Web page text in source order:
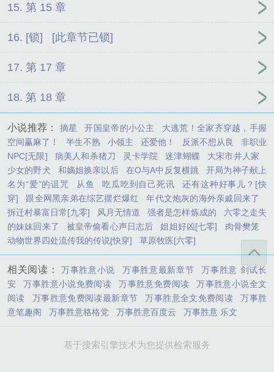
15. 第 15 章
16. [锁] [此章节已锁]
17. 第 17 章
18. 第 18 章
小说推荐： 摘星 开国皇帝的小公主
大逃荒！全家齐穿越，手握
空间赢麻了！
半生不熟 小领主 还爱他！ 反派不想从良
非职业
NPC[无限]
病美人和杀猪刀 灵卡学院 迷津蝴蝶
大宋市井人家
少女的野犬
和嫡姐换亲以后 在O与A中反复横跳
开局为神子献上
名为“爱”的诅咒
从鱼 吃瓜吃到自己死讯
还有这种好事儿？[快
穿]
跟全网黑亲弟在综艺摆烂爆红
年代文炮灰的海外亲戚回来了
拆迁村暴富日常[九零]
风月无情道 强者是怎样炼成的
六零之走失
的妹妹回来了
被皇帝偷看心声日志后 姐姐好凶[七零]
肉骨樊笼
动物世界四处流传我的传说[快穿]
草原牧医[六零]
相关阅读： 万事胜意小说 万事胜意最新章节
万事胜意 剑试长
安
万事胜意小说免费阅读 万事胜意免费阅读
万事胜意小说全文
阅读
万事胜意免费阅读最新章节 万事胜意全文免费阅读
万事胜
意笔趣阁
万事胜意格格党 万事胜意百度云 万事胜意 乐文
基于搜索引擎技术为您提供检索服务